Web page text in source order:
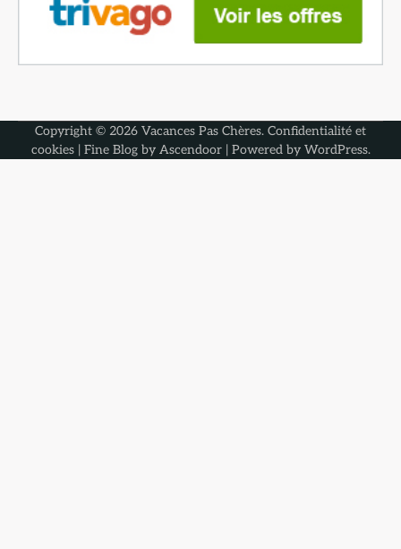
Copyright © 2026 Vacances Pas Chères. Confidentialité et
cookies| Fine Blog by Ascendoor| Powered by WordPress.